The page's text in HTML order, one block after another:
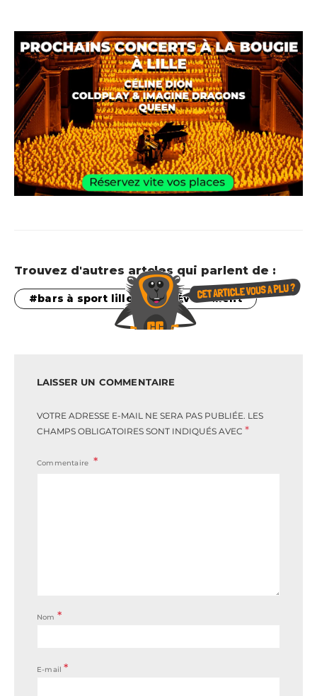
Trouvez d'autres artcles qui parlent de :
bars à sport lille Événement
LAISSER UN COMMENTAIRE
VOTRE ADRESSE E-MAIL NE SERA PAS PUBLIÉE. LES
CHAMPS OBLIGATOIRES SONT INDIQUÉS AVEC *
Commentaire
Nom *
E-mail*